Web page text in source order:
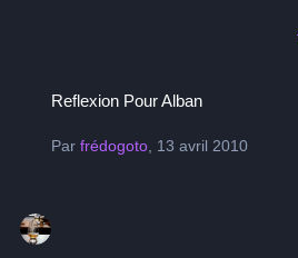
Reflexion Pour Alban
Parfrédogoto 13 avril 2010